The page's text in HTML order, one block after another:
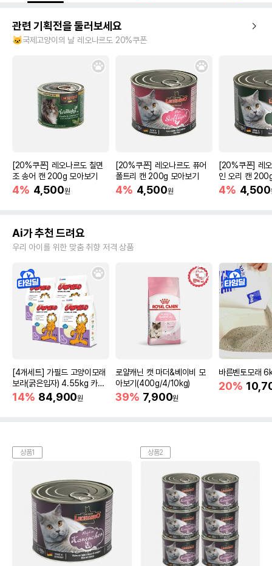
관련 기획전을 둘러보세요
🐱국제고양이의 날 레오나르도 20%쿠폰
[20%쿠폰] 레오나르도 칠면
조 송어 캔 200g 모아보기
4% 4,500원
[20%쿠폰] 레오나르도 퓨어
폴트리 캔 200g 모아보기
4% 4,500원
[20%쿠폰] 레
인 오리 캔
4% 4,500
Ai가 추천 드려요
우리 아이를 위한 맞춤 취향 저격 상품
[4개세트] 가필드 고양이모래
보라(굵은입자) 4.55kg 카사
바모래
14% 84,900원
로얄캐닌 캣 마더&베이비 모
아보기(400g/4/10kg)
39% 7,900원
바른벤토모래
20%
상품1 상품2